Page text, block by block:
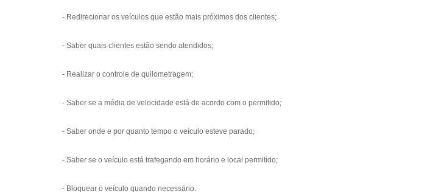
- Redirecionar os veículos que estão mais próximos dos clientes;
- Saber quais clientes estão sendo atendidos;
- Realizar o controle de quilometragem;
- Saber se a média de velocidade está de acordo com o permitido;
- Saber onde e por quanto tempo o veículo esteve parado;
- Saber se o veículo está trafegando em horário e local permitido;
- Bloquear o veículo quando necessário.